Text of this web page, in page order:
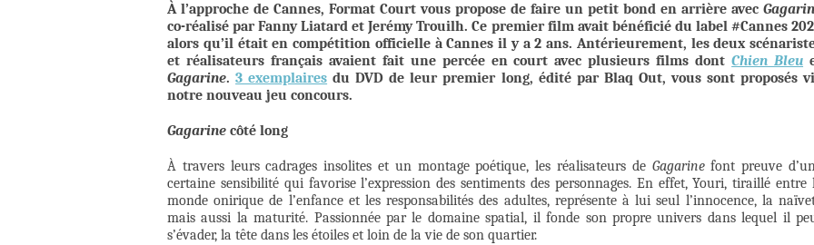
À l’approche de Cannes, Format Court vous propose de faire un petit bond en arrière avec
co-réalisé par Fanny Liatard et Jerémy Trouilh. Ce premier film avait bénéficié du label #Cannes
alors qu’il était en compétition officielle à Cannes il y a 2 ans. Antérieurement, les deux
et réalisateurs français avaient fait une percée en court avec plusieurs films dontChien Bleu
Gagarine.3 exemplaires du DVD de leur premier long, édité par Blaq Out, vous sont proposés
notre nouveau jeu concours.
Gagarine côté long
À travers leurs cadrages insolites et un montage poétique, les réalisateurs de Gagarinefont preuve
certaine sensibilité qui favorise l’expression des sentiments des personnages. En effet, Youri, tiraillé entre
monde onirique de l’enfance et les responsabilités des adultes, représente à lui seul l’innocence, la
mais aussi la maturité. Passionnée par le domaine spatial, il fonde son propre univers dans lequel il
s’évader, la tête dans les étoiles et loin de la vie de son quartier.